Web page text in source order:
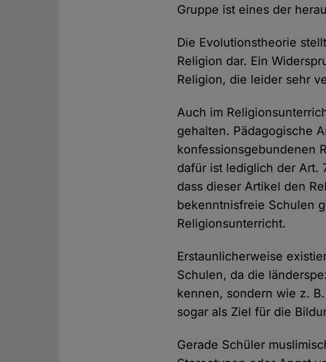
Gruppe ist eines der
Die Evolutionstheorie
Religion dar. Ein
Religion, die leider sehr
Auch im
gehalten. Pädagogische
konfessionsgebundenen
dafür ist lediglich der Art.
dass dieser Artikel den
bekenntnisfreie Schulen
Religionsunterricht.
Erstaunlicherweise
Schulen, da die
kennen, sondern wie z.
sogar als Ziel für die
Gerade Schüler